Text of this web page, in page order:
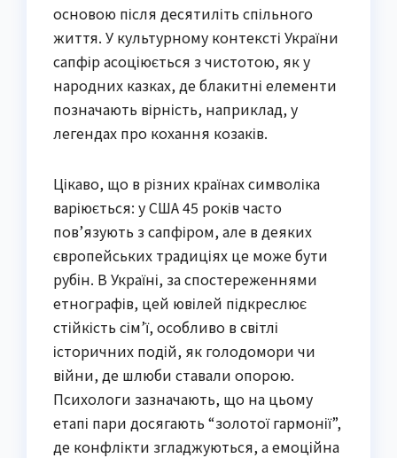
основою після десятиліть спільного
життя. У культурному контексті України
сапфір асоціюється з чистотою, як у
народних казках, де блакитні елементи
позначають вірність, наприклад, у
легендах про кохання козаків.
Цікаво, що в різних країнах символіка
варіюється: у США 45 років часто
пов’язують з сапфіром, але в деяких
європейських традиціях це може бути
рубін. В Україні, за спостереженнями
етнографів, цей ювілей підкреслює
стійкість сім’ї, особливо в світлі
історичних подій, як голодомори чи
війни, де шлюби ставали опорою.
Психологи зазначають, що на цьому
етапі пари досягають “золотої гармонії”,
де конфлікти згладжуються, а емоційна